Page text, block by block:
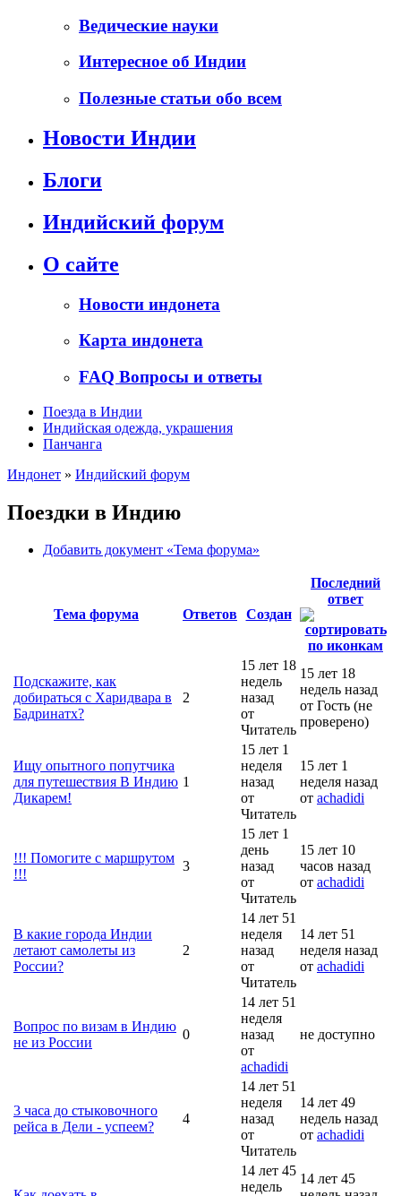
Ведические науки
Интересное об Индии
Полезные статьи обо всем
Новости Индии
Блоги
Индийский форум
О сайте
Новости индонета
Карта индонета
FAQ Вопросы и ответы
Поезда в Индии
Индийская одежда, украшения
Панчанга
Индонет » Индийский форум
Поездки в Индию
Добавить документ «Тема форума»
Тема форума Ответов Создан
Последний
ответ
Подскажите, как
добираться с Харидвара в
Бадринатх?
2
15 лет 18
недель
назад
от
Читатель
15 лет 18
недель назад
от Гость (не
проверено)
Ищу опытного попутчика
для путешествия В Индию
Дикарем!
1
15 лет 1
неделя
назад
от
Читатель
15 лет 1
неделя назад
от achadidi
!!! Помогите с маршрутом
!!!
3
15 лет 1
день
назад
от
Читатель
15 лет 10
часов назад
от achadidi
В какие города Индии
летают самолеты из
России?
2
14 лет 51
неделя
назад
от
Читатель
14 лет 51
неделя назад
от achadidi
Вопрос по визам в Индию
не из России
0
14 лет 51
неделя
назад
от
achadidi
не доступно
3 часа до стыковочного
рейса в Дели - успеем?
4
14 лет 51
неделя
назад
от
Читатель
14 лет 49
недель назад
от achadidi
14 лет 45
недель
14 лет 45